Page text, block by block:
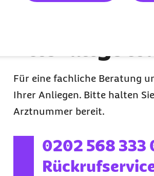
Für eine fachliche Beratung
Ihrer Anliegen. Bitte halten
Arztnummer bereit.
externer Link:
0202 568 333